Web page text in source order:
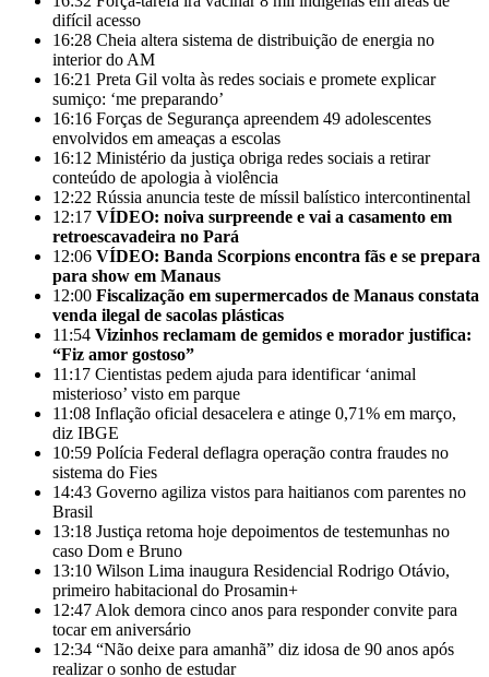
difícil acesso
16:28 Cheia altera sistema de distribuição de energia no
interior do AM
16:21 Preta Gil volta às redes sociais e promete explicar
sumiço: ‘me preparando’
16:16 Forças de Segurança apreendem 49 adolescentes
envolvidos em ameaças a escolas
16:12 Ministério da justiça obriga redes sociais a retirar
conteúdo de apologia à violência
12:22 Rússia anuncia teste de míssil balístico intercontinental
12:17 VÍDEO: noiva surpreende e vai a casamento em
retroescavadeira no Pará
12:06 VÍDEO: Banda Scorpions encontra fãs e se prepara
para show em Manaus
12:00 Fiscalização em supermercados de Manaus constata
venda ilegal de sacolas plásticas
11:54 Vizinhos reclamam de gemidos e morador justifica:
“Fiz amor gostoso”
11:17 Cientistas pedem ajuda para identificar ‘animal
misterioso’ visto em parque
11:08 Inflação oficial desacelera e atinge 0,71% em março,
diz IBGE
10:59 Polícia Federal deflagra operação contra fraudes no
sistema do Fies
14:43 Governo agiliza vistos para haitianos com parentes no
Brasil
13:18 Justiça retoma hoje depoimentos de testemunhas no
caso Dom e Bruno
13:10 Wilson Lima inaugura Residencial Rodrigo Otávio,
primeiro habitacional do Prosamin+
12:47 Alok demora cinco anos para responder convite para
tocar em aniversário
12:34 “Não deixe para amanhã” diz idosa de 90 anos após
realizar o sonho de estudar